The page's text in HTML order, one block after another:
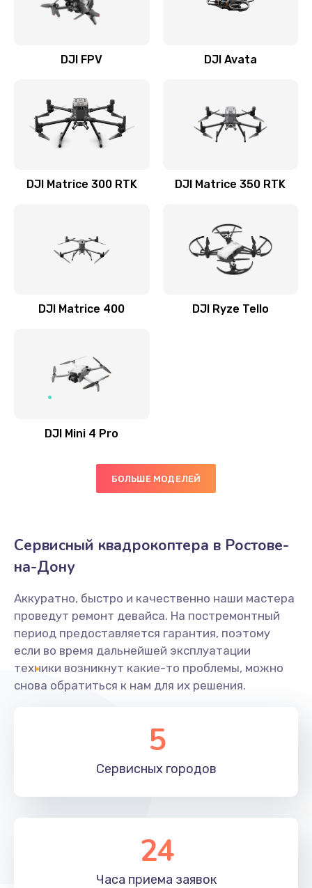
DJI FPV DJI Avata
DJI Matrice 300 RTK DJI Matrice 350 RTK
DJI Matrice 400 DJI Ryze Tello
DJI Mini 4 Pro
БОЛЬШЕ МОДЕЛЕЙ
Сервисный квадрокоптера в Ростове-
на-Дону
Аккуратно, быстро и качественно наши мастера
проведут ремонт девайса. На постремонтный
период предоставляется гарантия, поэтому
если во время дальнейшей эксплуатации
техники возникнут какие-то проблемы, можно
снова обратиться к нам для их решения.
5
Сервисных городов
24
Часа приема заявок